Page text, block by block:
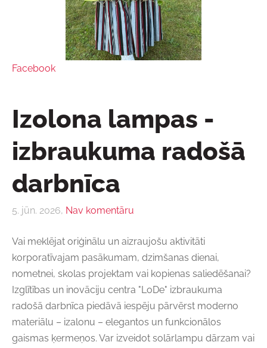
Facebook
Izolona lampas -
izbraukuma radošā
darbnīca
5. jūn. 2026, Nav komentāru
Vai meklējat oriģinālu un aizraujošu aktivitāti
korporatīvajam pasākumam, dzimšanas dienai,
nometnei, skolas projektam vai kopienas saliedēšanai?
Izglītības un inovāciju centra "LoDe" izbraukuma
radošā darbnīca piedāvā iespēju pārvērst moderno
materiālu – izalonu – elegantos un funkcionālos
gaismas ķermeņos. Var izveidot solārlampu dārzam vai